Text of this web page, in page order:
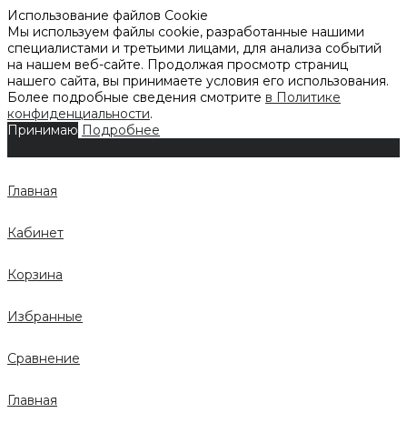
Использование файлов Cookie
Мы используем файлы cookie, разработанные нашими
специалистами и третьими лицами, для анализа событий
на нашем веб-сайте. Продолжая просмотр страниц
нашего сайта, вы принимаете условия его использования.
Более подробные сведения смотрите в Политике
конфиденциальности.
Принимаю Подробнее
Главная
Кабинет
Корзина
Избранные
Сравнение
Главная